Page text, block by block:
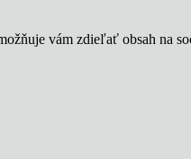
vám zdieľať obsah na